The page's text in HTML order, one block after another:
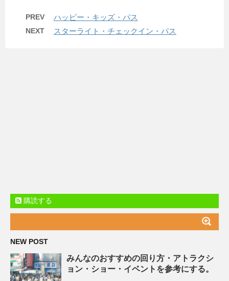
PREV ハッピー・キッズ・パス
NEXT スターライト・チェックイン・パス
購読する
NEW POST
みんなのおすすめの回り方・アトラクシ
ョン・ショー・イベントを参考にする。